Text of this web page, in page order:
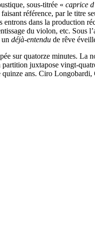
sous-titrée « caprice
référence, par le titre
dans la production
du violon, etc.
déjà-entendu de rêve
sur quatorze minutes.
juxtapose vingt-
quinze ans. Ciro